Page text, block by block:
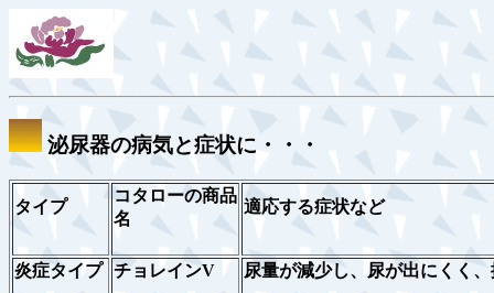
泌尿器の病気と症状に・・・
タイプ
コタローの商品
名
適応する症状など
炎症タイプ チョレインV 尿量が減少し、尿が出にくく